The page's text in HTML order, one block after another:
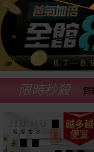
限時秒殺 倒
越多越
便宜